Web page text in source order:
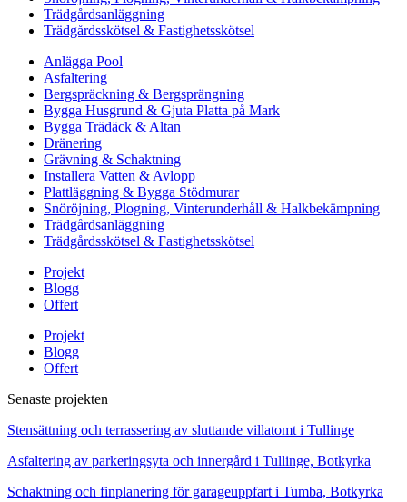
Trädgårdsanläggning
Trädgårdsskötsel & Fastighetsskötsel
Anlägga Pool
Asfaltering
Bergspräckning & Bergsprängning
Bygga Husgrund & Gjuta Platta på Mark
Bygga Trädäck & Altan
Dränering
Grävning & Schaktning
Installera Vatten & Avlopp
Plattläggning & Bygga Stödmurar
Snöröjning, Plogning, Vinterunderhåll & Halkbekämpning
Trädgårdsanläggning
Trädgårdsskötsel & Fastighetsskötsel
Projekt
Blogg
Offert
Projekt
Blogg
Offert
Senaste projekten
Stensättning och terrassering av sluttande villatomt i Tullinge
Asfaltering av parkeringsyta och innergård i Tullinge, Botkyrka
Schaktning och finplanering för garageuppfart i Tumba, Botkyrka